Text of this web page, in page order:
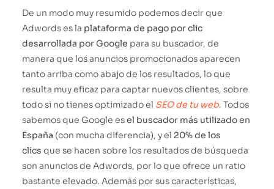
De un modo muy resumido podemos decir que
Adwords es la plataforma de pago por clic
desarrollada por Google para su buscador, de
manera que los anuncios promocionados aparecen
tanto arriba como abajo de los resultados, lo que
resulta muy eficaz para captar nuevos clientes, sobre
todo si no tienes optimizado el SEO de tu web. Todos
sabemos que Google esel buscador más utilizado en
España (con mucha diferencia), y el 20% de los
clics que se hacen sobre los resultados de búsqueda
son anuncios de Adwords, por lo que ofrece un ratio
bastante elevado. Además por sus características,